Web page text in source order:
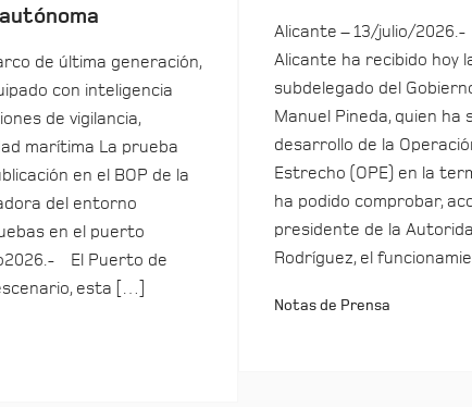
de última generación,
con inteligencia
de vigilancia,
marítima La prueba
en el BOP de la
del entorno
en el puerto
El Puerto de
esta […]
Alicante – 13/julio/
Alicante ha recibido hoy
subdelegado del
Manuel Pineda, quien ha
desarrollo de la
Estrecho (OPE) en la
ha podido comprobar,
presidente de la
Rodríguez, el
Notas de Prensa